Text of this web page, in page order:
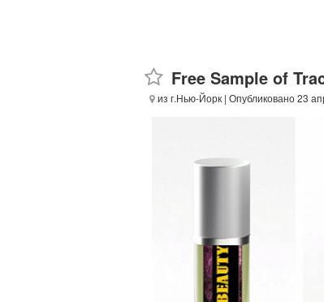
Free Sample of
из г.Нью-Йорк | Опубликовано 23